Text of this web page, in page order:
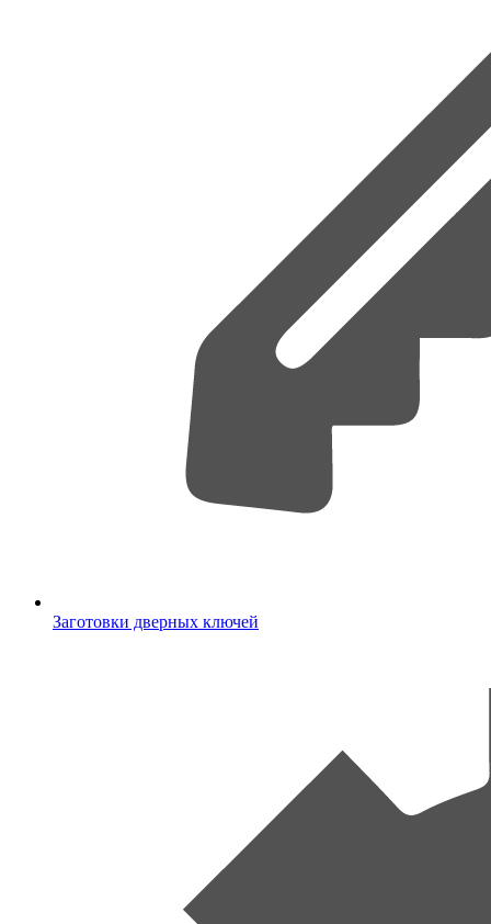
Заготовки дверных ключей